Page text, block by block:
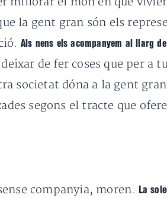
la gent gran són els
Als nens els acompanyem al llarg
de fer coses que per a
societat dóna a la gent gran
segons el tracte que
companyia, moren. La